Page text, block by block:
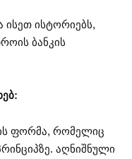
ისეთ ისტორიებს,
ბანკის
ფორმა, რომელიც
აღნიშნული